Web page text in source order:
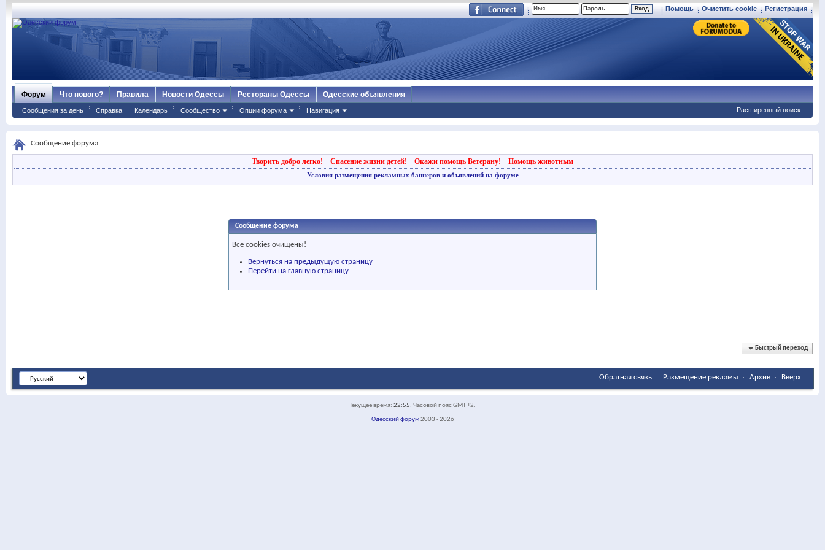
Регистрация
Очистить cookie
Помощь
Форум
Сообщения за день Справка Календарь Сообщество Опции форума Навигация
Что нового? Правила Новости Одессы Рестораны Одессы Одесские объявления
Расширенный поиск
Сообщение форума
Творить добро легко! Спасение жизни детей! Окажи помощь Ветерану! Помощь животным
Условия размещения рекламных баннеров и объявлений на форуме
Сообщение форума
Все cookies очищены!
Вернуться на предыдущую страницу
Перейти на главную страницу
Быстрый переход
Обратная связь Размещение рекламы Архив Вверх
Текущее время: 22:55. Часовой пояс GMT +2.
Одесский форум2003 - 2026